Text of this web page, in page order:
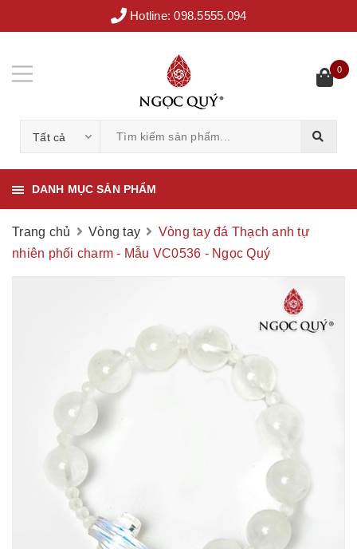
Hotline:098.5555.094
Tất cả
0
DANH MỤC SẢN PHẨM
Trang chủ Vòng tay
Vòng tay đá Thạch anh tự
nhiên phối charm - Mẫu VC0536 - Ngọc Quý